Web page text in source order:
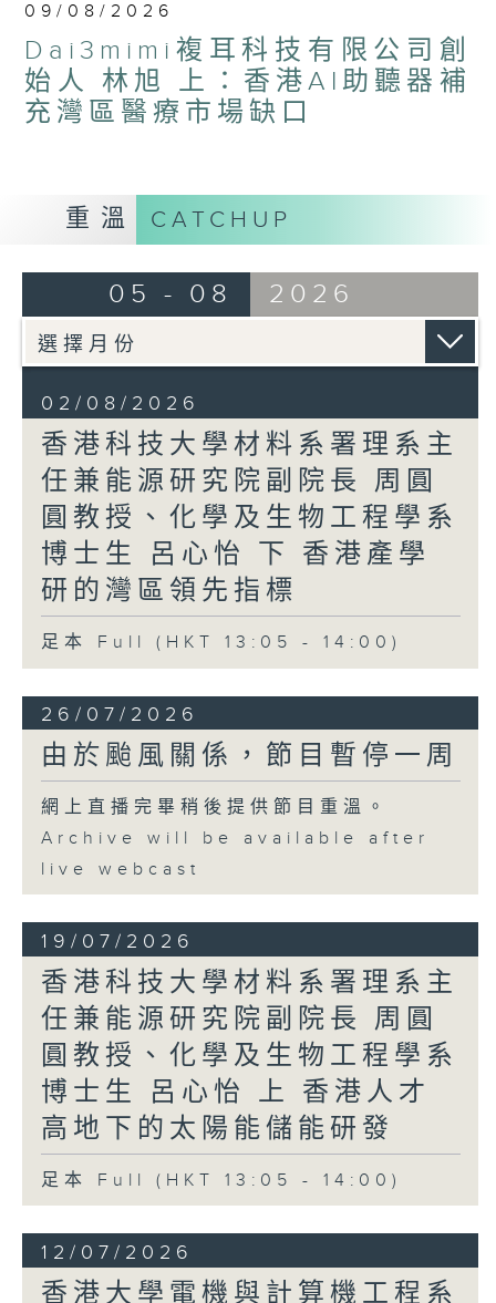
09/08/2026
Dai3mimi複耳科技有限公司創
始人 林旭 上：香港AI助聽器補
充灣區醫療市場缺口
重溫 CATCHUP
05 - 08 2026
02/08/2026
香港科技大學材料系署理系主
任兼能源研究院副院長 周圓
圓教授、化學及生物工程學系
博士生 呂心怡 下 香港產學
研的灣區領先指標
足本 Full (HKT 13:05 - 14:00)
26/07/2026
由於颱風關係，節目暫停一周
網上直播完畢稍後提供節目重溫。
Archive will be available after
live webcast
19/07/2026
香港科技大學材料系署理系主
任兼能源研究院副院長 周圓
圓教授、化學及生物工程學系
博士生 呂心怡 上 香港人才
高地下的太陽能儲能研發
足本 Full (HKT 13:05 - 14:00)
12/07/2026
香港大學電機與計算機工程系